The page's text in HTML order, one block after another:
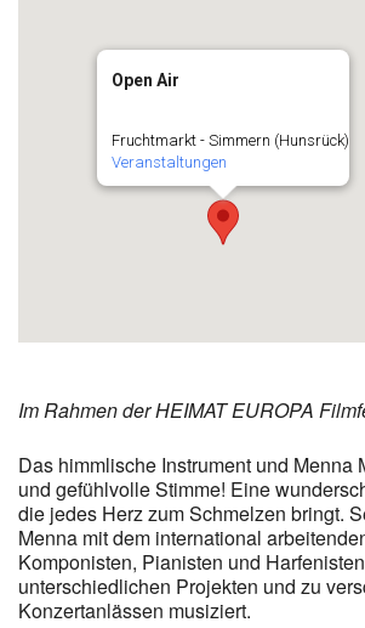
Open Air
Fruchtmarkt - Simmern (Hunsrück)
Veranstaltungen
Im Rahmen der HEIMAT EUROPA
Das himmlische Instrument und Menna
und gefühlvolle Stimme! Eine
die jedes Herz zum Schmelzen bringt.
Menna mit dem international
Komponisten, Pianisten und
unterschiedlichen Projekten und zu
Konzertanlässen musiziert.